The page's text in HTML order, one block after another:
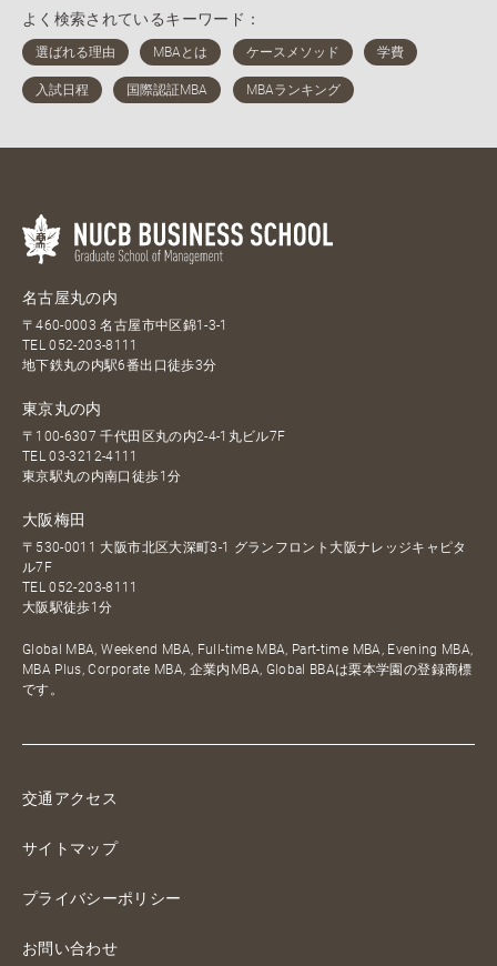
よく検索されているキーワード：
名古屋丸の内
〒460-0003 名古屋市中区錦1-3-1
TEL052-203-8111
地下鉄丸の内駅6番出口徒歩3分
東京丸の内
〒100-6307 千代田区丸の内2-4-1丸ビル7F
TEL03-3212-4111
東京駅丸の内南口徒歩1分
大阪梅田
〒530-0011 大阪市北区大深町3-1 グランフロント大阪ナレッジキャピタ
ル7F
TEL052-203-8111
大阪駅徒歩1分
Global MBA, Weekend MBA, Full-time MBA, Part-time MBA, Evening MBA,
MBA Plus, Corporate MBA, 企業内MBA, Global BBAは栗本学園の登録商標
です。
交通アクセス
サイトマップ
プライバシーポリシー
お問い合わせ